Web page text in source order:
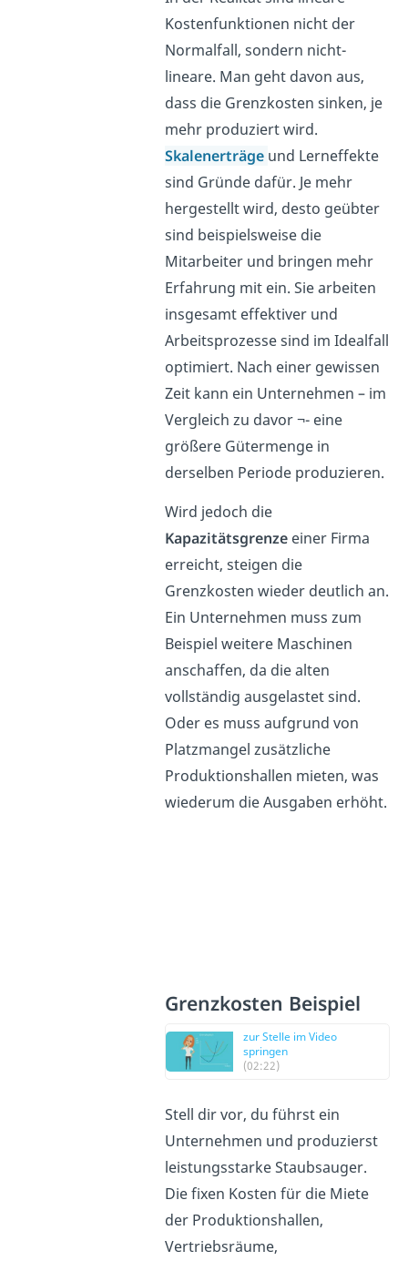
Kostenfunktionen nicht der
Normalfall, sondern nicht-
lineare. Man geht davon aus,
dass die Grenzkosten sinken, je
mehr produziert wird.
Skalenerträge und Lerneffekte
sind Gründe dafür. Je mehr
hergestellt wird, desto geübter
sind beispielsweise die
Mitarbeiter und bringen mehr
Erfahrung mit ein. Sie arbeiten
insgesamt effektiver und
Arbeitsprozesse sind im Idealfall
optimiert. Nach einer gewissen
Zeit kann ein Unternehmen – im
Vergleich zu davor ¬- eine
größere Gütermenge in
derselben Periode produzieren.
Wird jedoch die
Kapazitätsgrenze einer Firma
erreicht, steigen die
Grenzkosten wieder deutlich an.
Ein Unternehmen muss zum
Beispiel weitere Maschinen
anschaffen, da die alten
vollständig ausgelastet sind.
Oder es muss aufgrund von
Platzmangel zusätzliche
Produktionshallen mieten, was
wiederum die Ausgaben erhöht.
Grenzkosten Beispiel
zur Stelle im Video
springen
(02:22)
Stell dir vor, du führst ein
Unternehmen und produzierst
leistungsstarke Staubsauger.
Die fixen Kosten für die Miete
der Produktionshallen,
Vertriebsräume,